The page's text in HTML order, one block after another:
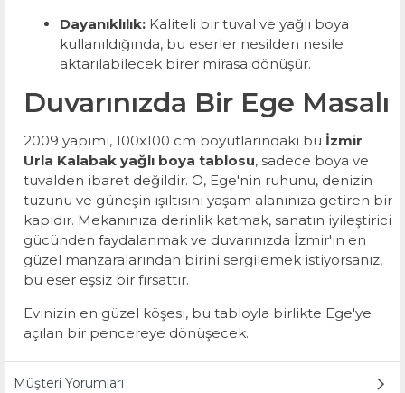
Dayanıklılık: Kaliteli bir tuval ve yağlı boya
kullanıldığında, bu eserler nesilden nesile
aktarılabilecek birer mirasa dönüşür.
Duvarınızda Bir Ege Masalı
2009 yapımı, 100x100 cm boyutlarındaki bu İzmir
Urla Kalabak yağlı boya tablosu, sadece boya ve
tuvalden ibaret değildir. O, Ege'nin ruhunu, denizin
tuzunu ve güneşin ışıltısını yaşam alanınıza getiren bir
kapıdır. Mekanınıza derinlik katmak, sanatın iyileştirici
gücünden faydalanmak ve duvarınızda İzmir'in en
güzel manzaralarından birini sergilemek istiyorsanız,
bu eser eşsiz bir fırsattır.
Evinizin en güzel köşesi, bu tabloyla birlikte Ege'ye
açılan bir pencereye dönüşecek.
Müşteri Yorumları